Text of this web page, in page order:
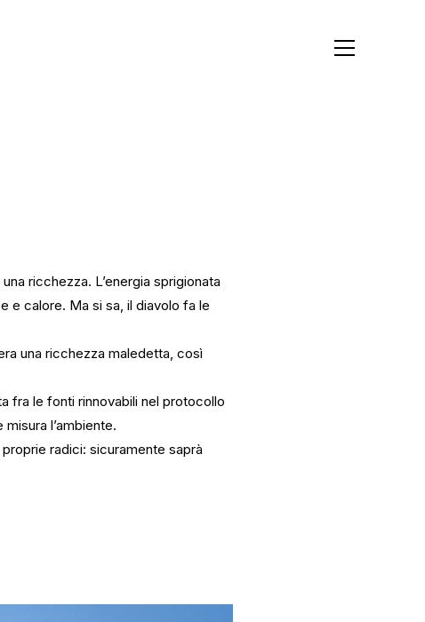
ricchezza. L’energia sprigionata
e calore. Ma si sa, il diavolo fa le
una ricchezza maledetta, così
fra le fonti rinnovabili nel protocollo
l’ambiente.
radici: sicuramente saprà